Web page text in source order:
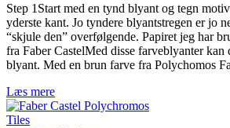
Step 1Start med en tynd blyant og tegn
yderste kant. Jo tyndere blyantstregen er jo
“skjule den” overfølgende. Papiret jeg har
fra Faber CastelMed disse farveblyanter kan
blyant. Med en brun farve fra Polychomos
Læs mere
Tiles